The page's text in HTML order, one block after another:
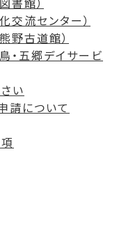
交流センター）
野古道館）
・五郷デイサービ
い
請について